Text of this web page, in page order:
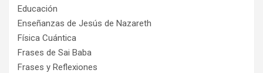
Educación
Enseñanzas de Jesús de Nazareth
Física Cuántica
Frases de Sai Baba
Frases y Reflexiones